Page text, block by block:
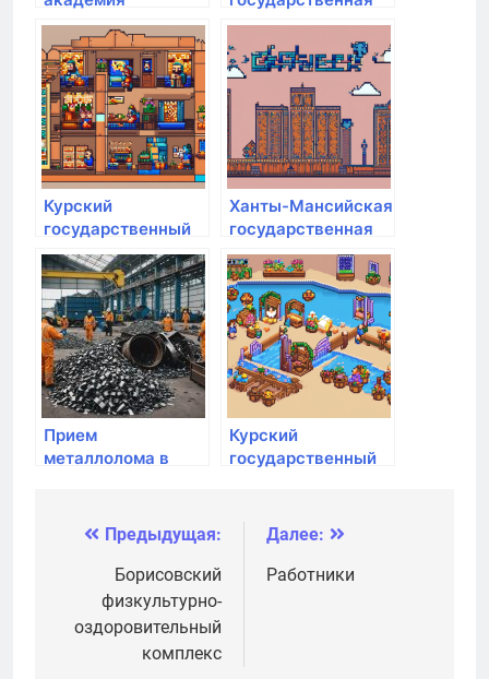
народного
хозяйства и
государственной
службы при
Президенте РФ
медицинская
академия
Курский
государственный
аграрный
университет им.
И.И. Иванова
Ханты-Мансийская
государственная
медицинская
академия
Прием
металлолома в
Втор-центр СПб
Курский
государственный
И.И. Иванова
Навигация
записям
Предыдущая:
Борисовский
физкультурно-
оздоровительный
комплекс
Далее:
Работники